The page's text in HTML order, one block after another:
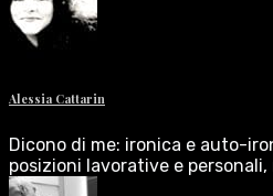
Alessia Cattarin
Dicono di me: ironica e auto-
posizioni lavorative e personali,